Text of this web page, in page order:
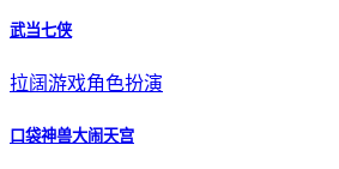
武当七侠
拉阔游戏角色扮演
口袋神兽大闹天宫